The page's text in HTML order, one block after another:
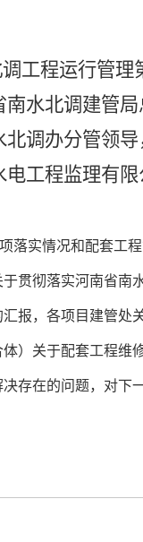
工程运行管理
水北调建管
调办分管领
工程监理有
实情况和配套工程
贯彻落实河南省南
报，各项目建管处
）关于配套工程维
存在的问题，对下